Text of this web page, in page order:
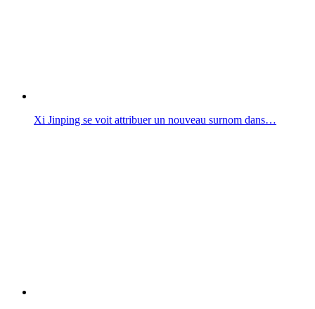
Xi Jinping se voit attribuer un nouveau surnom dans…